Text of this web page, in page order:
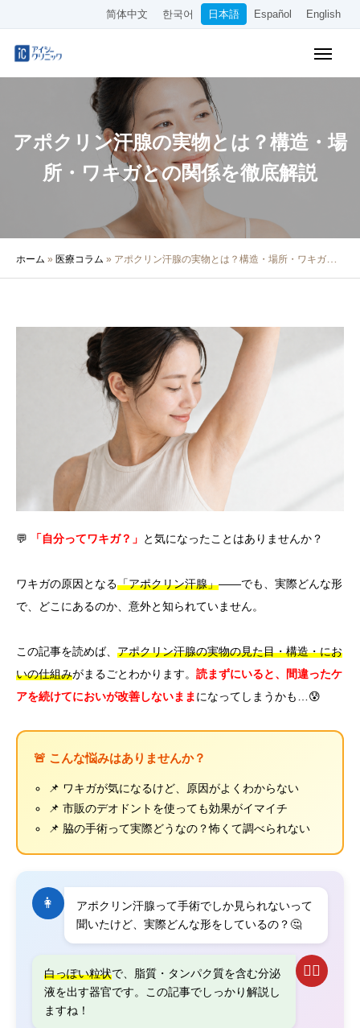
简体中文 한국어 日本語 Español English
アポクリン汗腺の実物とは？構造・場
所・ワキガとの関係を徹底解説
ホーム » 医療コラム » アポクリン汗腺の実物とは？構造・場所・ワキガとの関係を徹底解説
💬 「自分ってワキガ？」 と気になったことはありませんか？
ワキガの原因となる「アポクリン汗腺」——でも、実際どんな形
で、どこにあるのか、意外と知られていません。
この記事を読めば、 アポクリン汗腺の実物の見た目・構造・にお
いの仕組みがまるごとわかります。 読まずにいると、間違ったケ
アを続けてにおいが改善しないままになってしまうかも…😰
🚨 こんな悩みはありませんか？
📌 ワキガが気になるけど、原因がよくわからない
📌 市販のデオドントを使っても効果がイマイチ
📌 脇の手術って実際どうなの？怖くて調べられない
👩
アポクリン汗腺って手術でしか見られないって
聞いたけど、実際どんな形をしているの？🤔
👨‍⚕️
白っぽい粒状で、脂質・タンパク質を含む分泌
液を出す器官です。この記事でしっかり解説し
ますね！
アクセス
クリニック紹介
院長・医師の紹介
한국어 日本語 Español